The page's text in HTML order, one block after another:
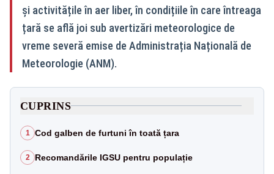
și activitățile în aer liber, în condițiile în care întreaga
țară se află joi sub avertizări meteorologice de
vreme severă emise de Administrația Națională de
Meteorologie (ANM).
CUPRINS
1 Cod galben de furtuni în toată țara
2 Recomandările IGSU pentru populație